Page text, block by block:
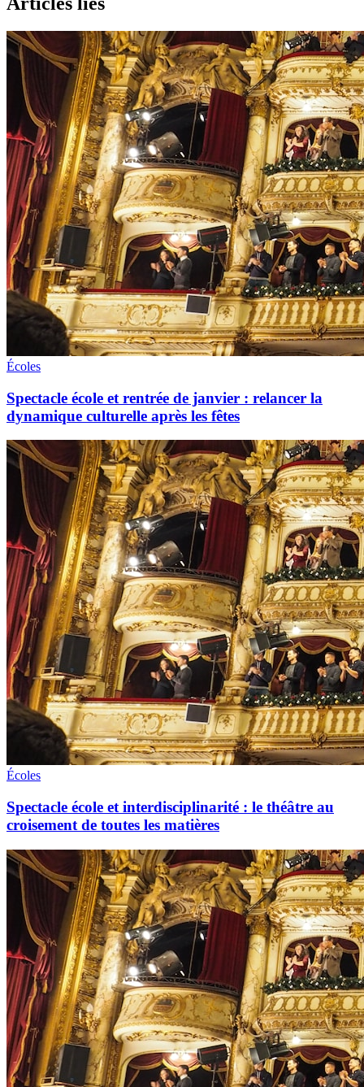
Écoles
Spectacle école et rentrée de janvier : relancer la
dynamique culturelle après les fêtes
Écoles
Spectacle école et interdisciplinarité : le théâtre au
croisement de toutes les matières